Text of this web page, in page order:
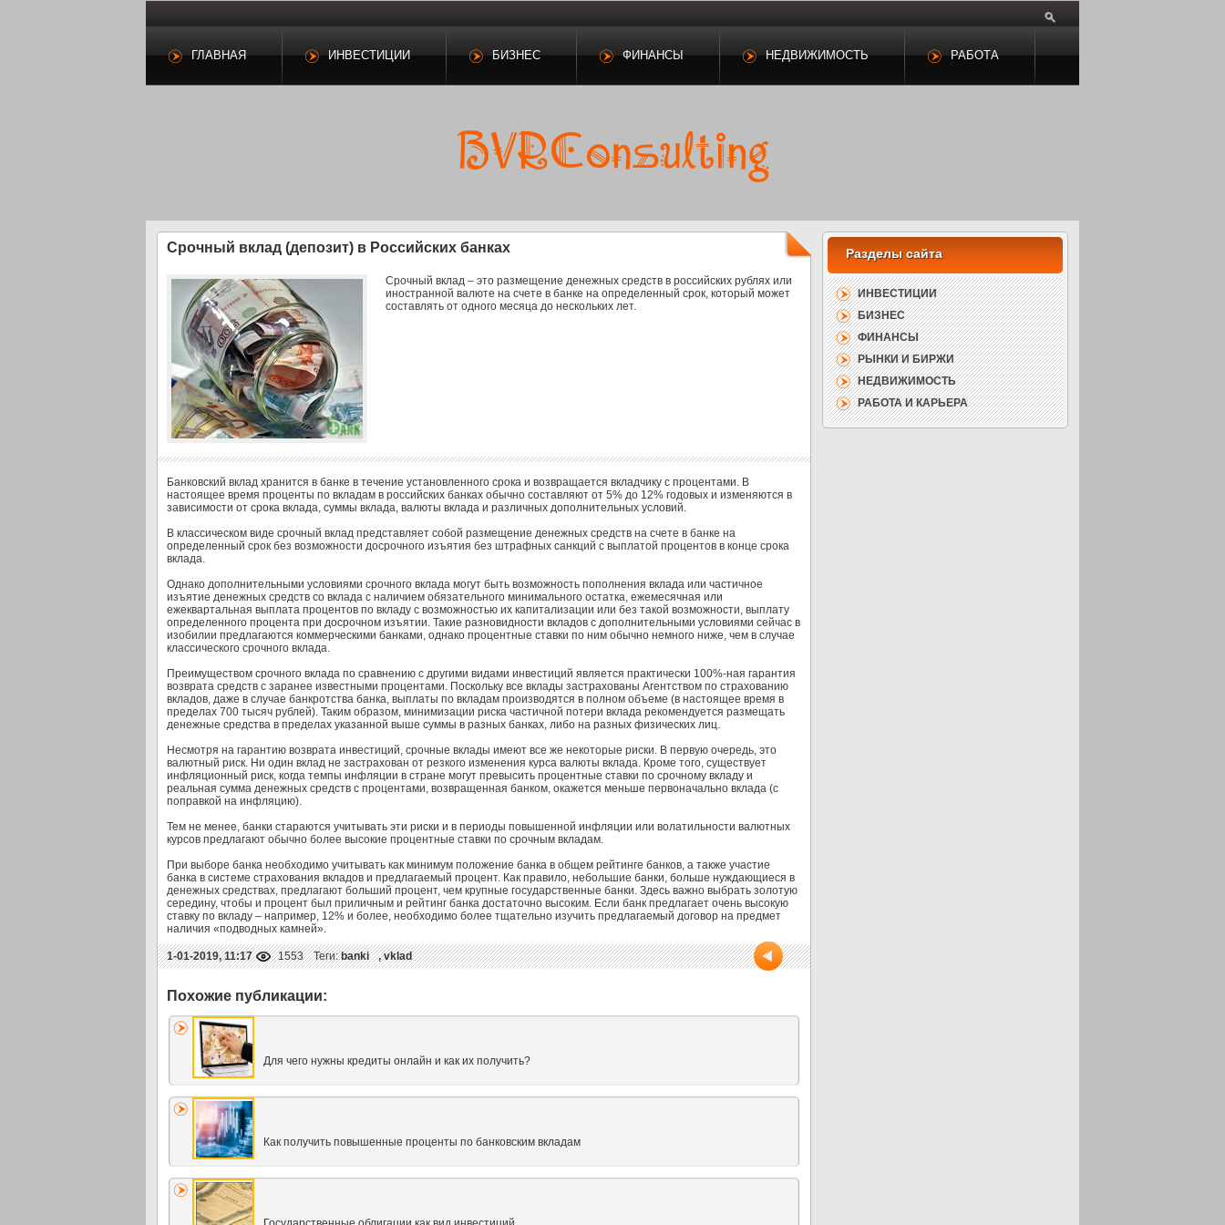
ГЛАВНАЯ ИНВЕСТИЦИИ БИЗНЕС ФИНАНСЫ НЕДВИЖИМОСТЬ РАБОТА
Срочный вклад (депозит) в Российских банках
Срочный вклад – это размещение денежных средств в российских рублях или
иностранной валюте на счете в банке на определенный срок, который может
составлять от одного месяца до нескольких лет.
Банковский вклад хранится в банке в течение установленного срока и возвращается вкладчику с процентами. В
настоящее время проценты по вкладам в российских банках обычно составляют от 5% до 12% годовых и изменяются в
зависимости от срока вклада, суммы вклада, валюты вклада и различных дополнительных условий.
В классическом виде срочный вклад представляет собой размещение денежных средств на счете в банке на
определенный срок без возможности досрочного изъятия без штрафных санкций с выплатой процентов в конце срока
вклада.
Однако дополнительными условиями срочного вклада могут быть возможность пополнения вклада или частичное
изъятие денежных средств со вклада с наличием обязательного минимального остатка, ежемесячная или
ежеквартальная выплата процентов по вкладу с возможностью их капитализации или без такой возможности, выплату
определенного процента при досрочном изъятии. Такие разновидности вкладов с дополнительными условиями сейчас в
изобилии предлагаются коммерческими банками, однако процентные ставки по ним обычно немного ниже, чем в случае
классического срочного вклада.
Преимуществом срочного вклада по сравнению с другими видами инвестиций является практически 100%-ная гарантия
возврата средств с заранее известными процентами. Поскольку все вклады застрахованы Агентством по страхованию
вкладов, даже в случае банкротства банка, выплаты по вкладам производятся в полном объеме (в настоящее время в
пределах 700 тысяч рублей). Таким образом, минимизации риска частичной потери вклада рекомендуется размещать
денежные средства в пределах указанной выше суммы в разных банках, либо на разных физических лиц.
Несмотря на гарантию возврата инвестиций, срочные вклады имеют все же некоторые риски. В первую очередь, это
валютный риск. Ни один вклад не застрахован от резкого изменения курса валюты вклада. Кроме того, существует
инфляционный риск, когда темпы инфляции в стране могут превысить процентные ставки по срочному вкладу и
реальная сумма денежных средств с процентами, возвращенная банком, окажется меньше первоначально вклада (с
поправкой на инфляцию).
Тем не менее, банки стараются учитывать эти риски и в периоды повышенной инфляции или волатильности валютных
курсов предлагают обычно более высокие процентные ставки по срочным вкладам.
При выборе банка необходимо учитывать как минимум положение банка в общем рейтинге банков, а также участие
банка в системе страхования вкладов и предлагаемый процент. Как правило, небольшие банки, больше нуждающиеся в
денежных средствах, предлагают больший процент, чем крупные государственные банки. Здесь важно выбрать золотую
середину, чтобы и процент был приличным и рейтинг банка достаточно высоким. Если банк предлагает очень высокую
ставку по вкладу – например, 12% и более, необходимо более тщательно изучить предлагаемый договор на предмет
наличия «подводных камней».
1-01-2019, 11:17 1553 Теги:banki ,vklad
Для чего нужны кредиты онлайн и как их получить?
Как получить повышенные проценты по банковским вкладам
ИНВЕСТИЦИИ
БИЗНЕС
ФИНАНСЫ
РЫНКИ И БИРЖИ
НЕДВИЖИМОСТЬ
РАБОТА И КАРЬЕРА